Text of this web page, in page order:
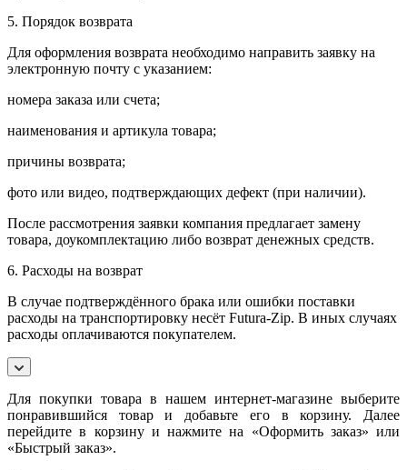
5. Порядок возврата
Для оформления возврата необходимо направить заявку на
электронную почту с указанием:
номера заказа или счета;
наименования и артикула товара;
причины возврата;
фото или видео, подтверждающих дефект (при наличии).
После рассмотрения заявки компания предлагает замену
товара, доукомплектацию либо возврат денежных средств.
6. Расходы на возврат
В случае подтверждённого брака или ошибки поставки
расходы на транспортировку несёт Futura-Zip. В иных случаях
расходы оплачиваются покупателем.
Для покупки товара в нашем интернет-магазине выберите
понравившийся товар и добавьте его в корзину. Далее
перейдите в корзину и нажмите на «Оформить заказ» или
«Быстрый заказ».